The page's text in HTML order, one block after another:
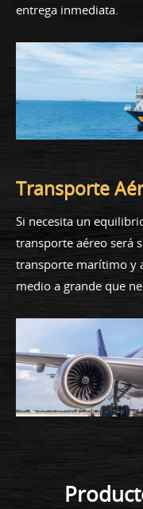
entrega inmediata.
Transporte
Si necesita un
transporte aéreo será
transporte marítimo y
medio a grande que